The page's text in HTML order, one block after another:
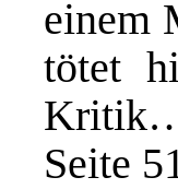
einem
tötet
Seite